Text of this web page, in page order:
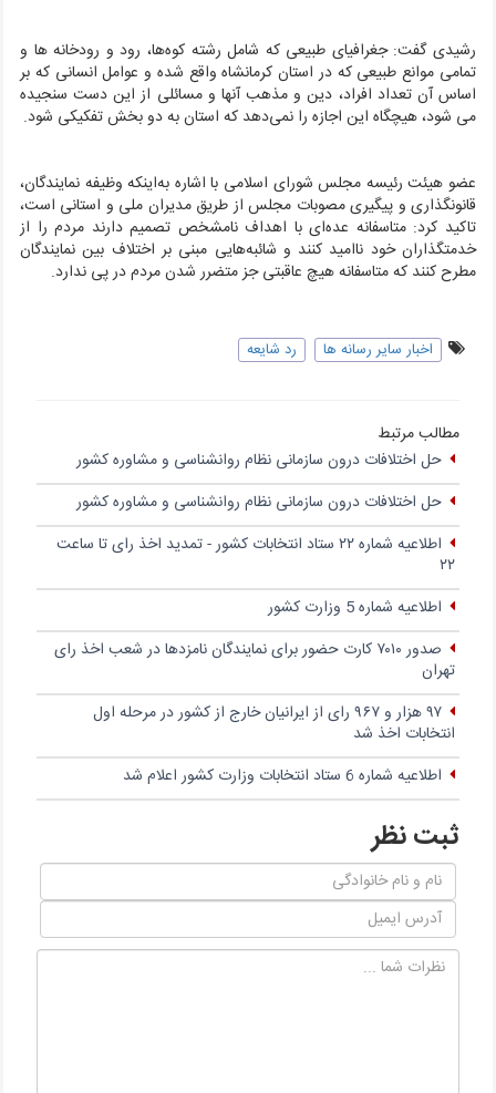
رشیدی گفت: جغرافیای طبیعی که شامل رشته کوه‌ها، رود و رودخانه ها و
تمامی موانع طبیعی که در استان کرمانشاه واقع شده و عوامل انسانی که بر
اساس آن تعداد افراد، دین و مذهب آنها و مسائلی از این دست سنجیده
می شود، هیچگاه این اجازه را نمی‌دهد که استان به دو بخش تفکیکی شود.
عضو هیئت رئیسه مجلس شورای اسلامی با اشاره به‌اینکه وظیفه نمایندگان،
قانونگذاری و پیگیری مصوبات مجلس از طریق مدیران ملی و استانی است،
تاکید کرد: متاسفانه عده‌ای با اهداف نامشخص تصمیم دارند مردم را از
خدمتگذاران خود ناامید کنند و شائبه‌هایی مبنی بر اختلاف بین نمایندگان
مطرح کنند که متاسفانه هیچ عاقبتی جز متضرر شدن مردم در پی ندارد.
اخبار سایر رسانه ها رد شایعه
مطالب مرتبط
حل اختلافات درون سازمانی نظام روانشناسی و مشاوره کشور
حل اختلافات درون سازمانی نظام روانشناسی و مشاوره کشور
اطلاعیه شماره ۲۲ ستاد انتخابات کشور - تمدید اخذ رای تا ساعت
۲۲
اطلاعیه شماره 5 وزارت کشور
صدور ۷۰۱۰ کارت حضور برای نمایندگان نامزدها در شعب اخذ رای
تهران
۹۷ هزار و ۹۶۷ رای از ایرانیان خارج از کشور در مرحله اول
انتخابات اخذ شد
اطلاعیه شماره 6 ستاد انتخابات وزارت کشور اعلام شد
ثبت نظر